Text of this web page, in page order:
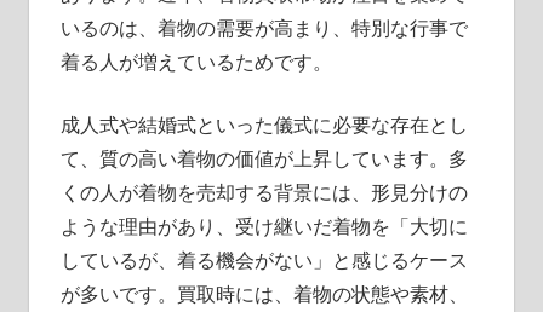
いるのは、着物の需要が高まり、特別な行事で
着る人が増えているためです。
成人式や結婚式といった儀式に必要な存在とし
て、質の高い着物の価値が上昇しています。多
くの人が着物を売却する背景には、形見分けの
ような理由があり、受け継いだ着物を「大切に
しているが、着る機会がない」と感じるケース
が多いです。買取時には、着物の状態や素材、